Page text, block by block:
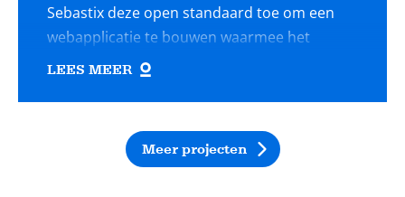
Sebastix deze open standaard toe om een
webapplicatie te bouwen waarmee het
Nederlandse Hyves-platform nieuw leven in
een tool die Hagens speciaal voor dat doel
ontwikkelde.
LEES MEER
Meer projecten